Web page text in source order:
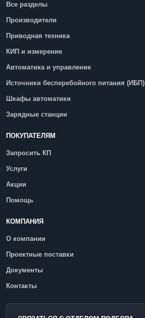
Все разделы
Производители
Приводная техника
КИП и измерение
Автоматика и управление
Источники бесперебойного питания (ИБП)
Шкафы автоматики
Зарядные станции
ПОКУПАТЕЛЯМ
Запросить КП
Услуги
Акции
Помощь
КОМПАНИЯ
О компании
Проектные поставки
Документы
Контакты